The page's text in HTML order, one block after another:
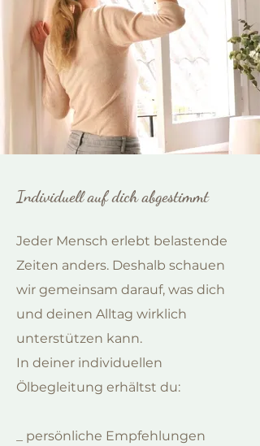
Individuell auf dich abgestimmt
Jeder Mensch erlebt belastende
Zeiten anders. Deshalb schauen
wir gemeinsam darauf, was dich
und deinen Alltag wirklich
unterstützen kann.
In deiner individuellen
Ölbegleitung erhältst du:
_ persönliche Empfehlungen